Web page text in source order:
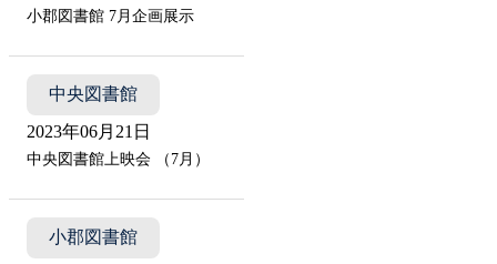
小郡図書館 7月企画展示
中央図書館
2023年06月21日
中央図書館上映会 （7月）
小郡図書館